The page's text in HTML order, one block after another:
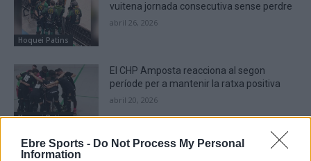
Ebre Sports - Do Not Process My Personal
Information
Hoquei Patins
vuitena jornada consecutiva sense perdre
abril 26, 2026
Hoquei Patins
El CHP Amposta reacciona al segon
període per a mantenir la ratxa positiva
abril 20, 2026
El CHP Amposta supera a un dels seus